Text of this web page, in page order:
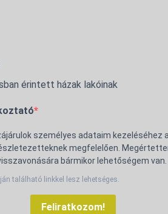
érintett házak lakóinak
személyes adataim kezeléséhez
megfelelően.
bármikor lehetőségem van.
található linkkel lesz lehetséges.
Feliratkozom!